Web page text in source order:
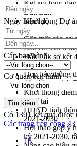
Kết nối tour,
Đắk Lắk
Khởi động Dự
công nghiệp Tân
Gặp mặt các cơ
Báo chí Cách
Đắk Lắk sơ kết
Chính phủ
Họp báo thông
tiến đầu tư tỉnh
Khơi thông
thiên tai
HĐND tỉnh
2021-2030
Hội thảo góp ý
kỳ 2021-2030,
Ngày hiệu lực
Cấp ban hành
Cơ quan ban hành
Có 1391kết quả được
Các trang trên cổng 43
18